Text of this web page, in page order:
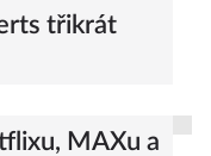
třikrát
MAXu a